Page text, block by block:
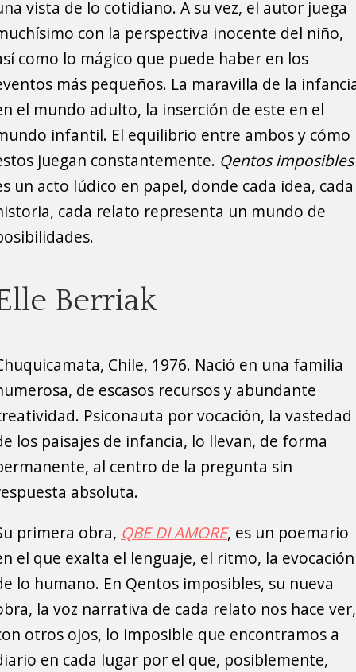
vista de lo cotidiano. A su vez, el autor juega
con la perspectiva inocente del niño,
como lo mágico que puede haber en los
más pequeños. La maravilla de la
el mundo adulto, la inserción de este en el
infantil. El equilibrio entre ambos y cómo
juegan constantemente. Qentos imposibles
un acto lúdico en papel, donde cada idea, cada
cada relato representa un mundo de
Berriak
Chile, 1976. Nació en una familia
de escasos recursos y abundante
Psiconauta por vocación, la vastedad
los paisajes de infancia, lo llevan, de forma
al centro de la pregunta sin
absoluta.
primera obra, QBE DI AMORE, es un poemario
el que exalta el lenguaje, el ritmo, la evocación
lo humano. En Qentos imposibles, su nueva
la voz narrativa de cada relato nos hace ver,
otros ojos, lo imposible que encontramos a
en cada lugar por el que, posiblemente,